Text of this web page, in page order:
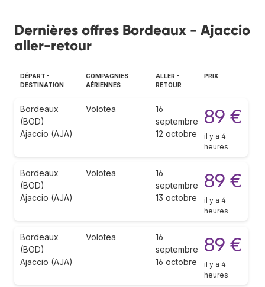
Dernières offres Bordeaux - Ajaccio
aller-retour
DÉPART -
DESTINATION
COMPAGNIES
AÉRIENNES
ALLER -
RETOUR
PRIX
Bordeaux
(BOD)
Ajaccio (AJA)
Volotea
16
septembre
12 octobre
89 €
il y a 4
heures
Bordeaux
(BOD)
Ajaccio (AJA)
Volotea
16
septembre
13 octobre
89 €
il y a 4
heures
Bordeaux
(BOD)
Ajaccio (AJA)
Volotea
16
septembre
16 octobre
89 €
il y a 4
heures